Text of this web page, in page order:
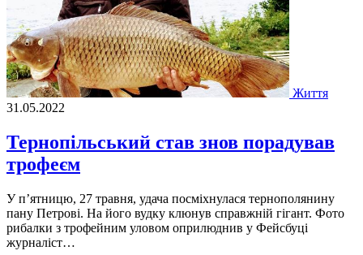
Життя
31.05.2022
Тернопільський став знов порадував
трофеєм
У п’ятницю, 27 травня, удача посміхнулася тернополянину
пану Петрові. На його вудку клюнув справжній гігант. Фото
рибалки з трофейним уловом оприлюднив у Фейсбуці
журналіст…